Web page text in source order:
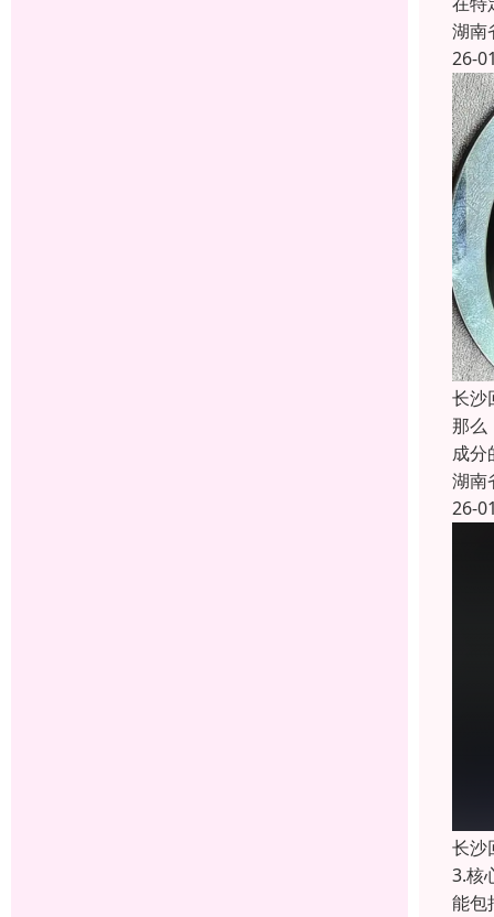
湖南
26-
长沙
那么
成分
湖南
26-
长沙
3.核
能包